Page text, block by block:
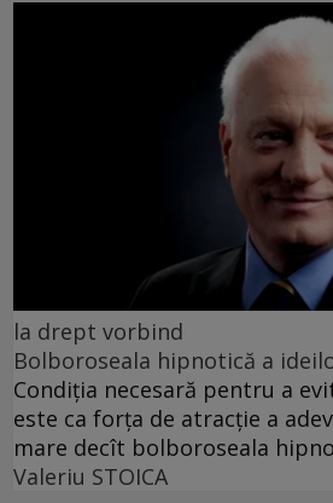
la drept vorbind
Bolboroseala hipnotică a
Condiția necesară pentru a
este ca forța de atracție a
mare decît bolboroseala
Valeriu STOICA